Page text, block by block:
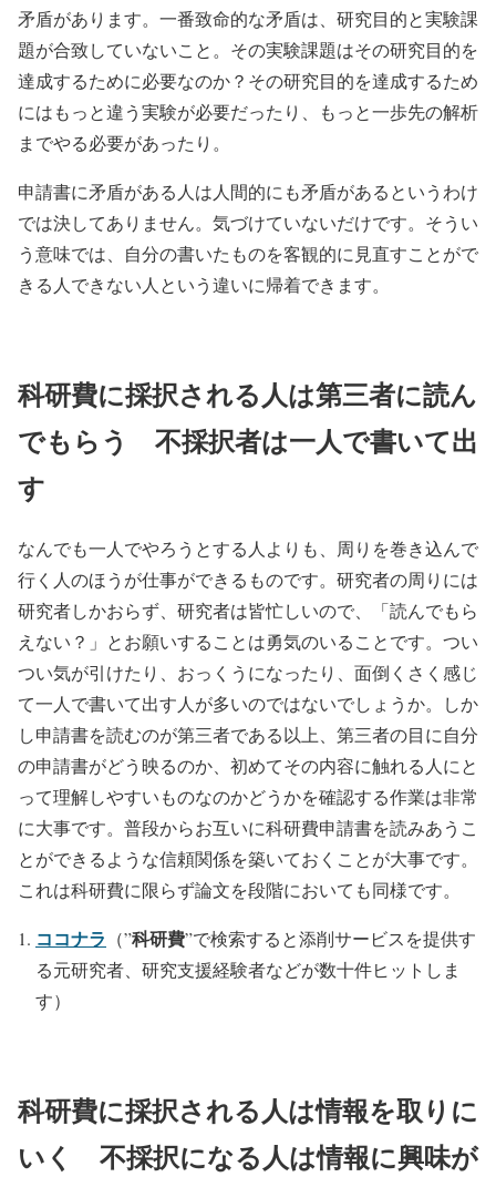
矛盾があります。一番致命的な矛盾は、研究目的と実験課
題が合致していないこと。その実験課題はその研究目的を
達成するために必要なのか？その研究目的を達成するため
にはもっと違う実験が必要だったり、もっと一歩先の解析
までやる必要があったり。
申請書に矛盾がある人は人間的にも矛盾があるというわけ
では決してありません。気づけていないだけです。そうい
う意味では、自分の書いたものを客観的に見直すことがで
きる人できない人という違いに帰着できます。
科研費に採択される人は第三者に読ん
でもらう 不採択者は一人で書いて出
す
なんでも一人でやろうとする人よりも、周りを巻き込んで
行く人のほうが仕事ができるものです。研究者の周りには
研究者しかおらず、研究者は皆忙しいので、「読んでもら
えない？」とお願いすることは勇気のいることです。つい
つい気が引けたり、おっくうになったり、面倒くさく感じ
て一人で書いて出す人が多いのではないでしょうか。しか
し申請書を読むのが第三者である以上、第三者の目に自分
の申請書がどう映るのか、初めてその内容に触れる人にと
って理解しやすいものなのかどうかを確認する作業は非常
に大事です。普段からお互いに科研費申請書を読みあうこ
とができるような信頼関係を築いておくことが大事です。
これは科研費に限らず論文を段階においても同様です。
ココナラ （”科研費”で検索すると添削サービスを提供す
る元研究者、研究支援経験者などが数十件ヒットしま
す）
科研費に採択される人は情報を取りに
いく 不採択になる人は情報に興味が